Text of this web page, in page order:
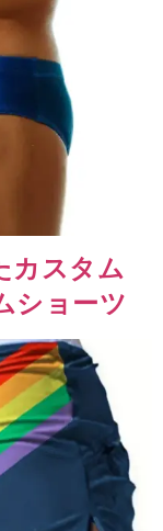
カスタム
ショーツ